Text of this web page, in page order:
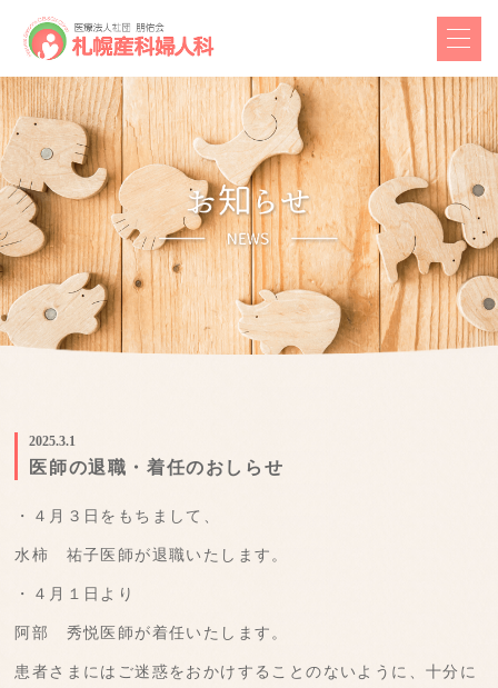
2025.3.1
医師の退職・着任のおしらせ
・４月３日をもちまして、
水柿 祐子医師が退職いたします。
・４月１日より
阿部 秀悦医師が着任いたします。
患者さまにはご迷惑をおかけすることのないように、十分に